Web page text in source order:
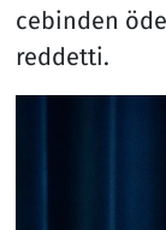
cebinden
reddetti.